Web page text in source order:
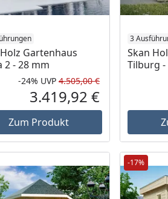
Preis
Gartenhaus
2 - 28 mm
Rabatt in
-24%
Ursprünglicher
UVP 4.505,00 €
Aktueller Preis
3.419,92 €
Zum Produkt
3
Skan
Tilburg -
-17%